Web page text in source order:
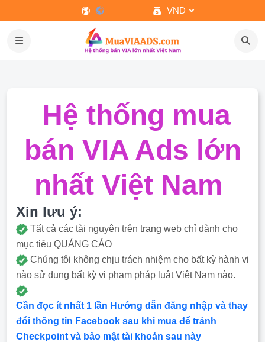
VND
Hệ thống mua
bán VIA Ads lớn
nhất Việt Nam
Xin lưu ý:
Tất cả các tài nguyên trên trang web chỉ dành cho
mục tiêu QUẢNG CÁO
Chúng tôi không chịu trách nhiệm cho bất kỳ hành vi
nào sử dụng bất kỳ vi phạm pháp luật Việt Nam nào.
Cần đọc ít nhất 1 lần Hướng dẫn đăng nhập và thay
đổi thông tin Facebook sau khi mua để tránh
Checkpoint và bảo mật tài khoản sau này